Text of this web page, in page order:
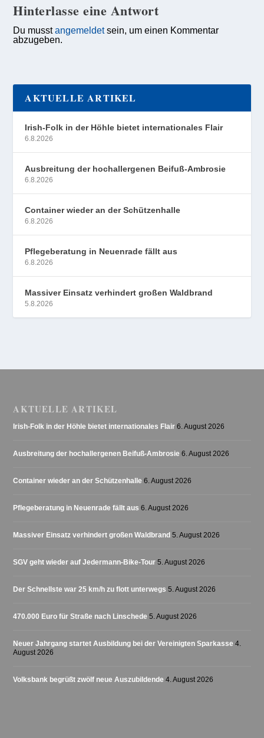
Hinterlasse eine Antwort
Du musstangemeldetsein, um einen Kommentar
abzugeben.
AKTUELLE ARTIKEL
Irish-Folk in der Höhle bietet internationales Flair
6.8.2026
Ausbreitung der hochallergenen Beifuß-Ambrosie
6.8.2026
Container wieder an der Schützenhalle
6.8.2026
Pflegeberatung in Neuenrade fällt aus
6.8.2026
Massiver Einsatz verhindert großen Waldbrand
5.8.2026
AKTUELLE ARTIKEL
Irish-Folk in der Höhle bietet internationales Flair 6. August 2026
Ausbreitung der hochallergenen Beifuß-Ambrosie 6. August 2026
Container wieder an der Schützenhalle 6. August 2026
Pflegeberatung in Neuenrade fällt aus 6. August 2026
Massiver Einsatz verhindert großen Waldbrand 5. August 2026
SGV geht wieder auf Jedermann-Bike-Tour 5. August 2026
Der Schnellste war 25 km/h zu flott unterwegs 5. August 2026
470.000 Euro für Straße nach Linschede 5. August 2026
Neuer Jahrgang startet Ausbildung bei der Vereinigten Sparkasse 4.
August 2026
Volksbank begrüßt zwölf neue Auszubildende 4. August 2026